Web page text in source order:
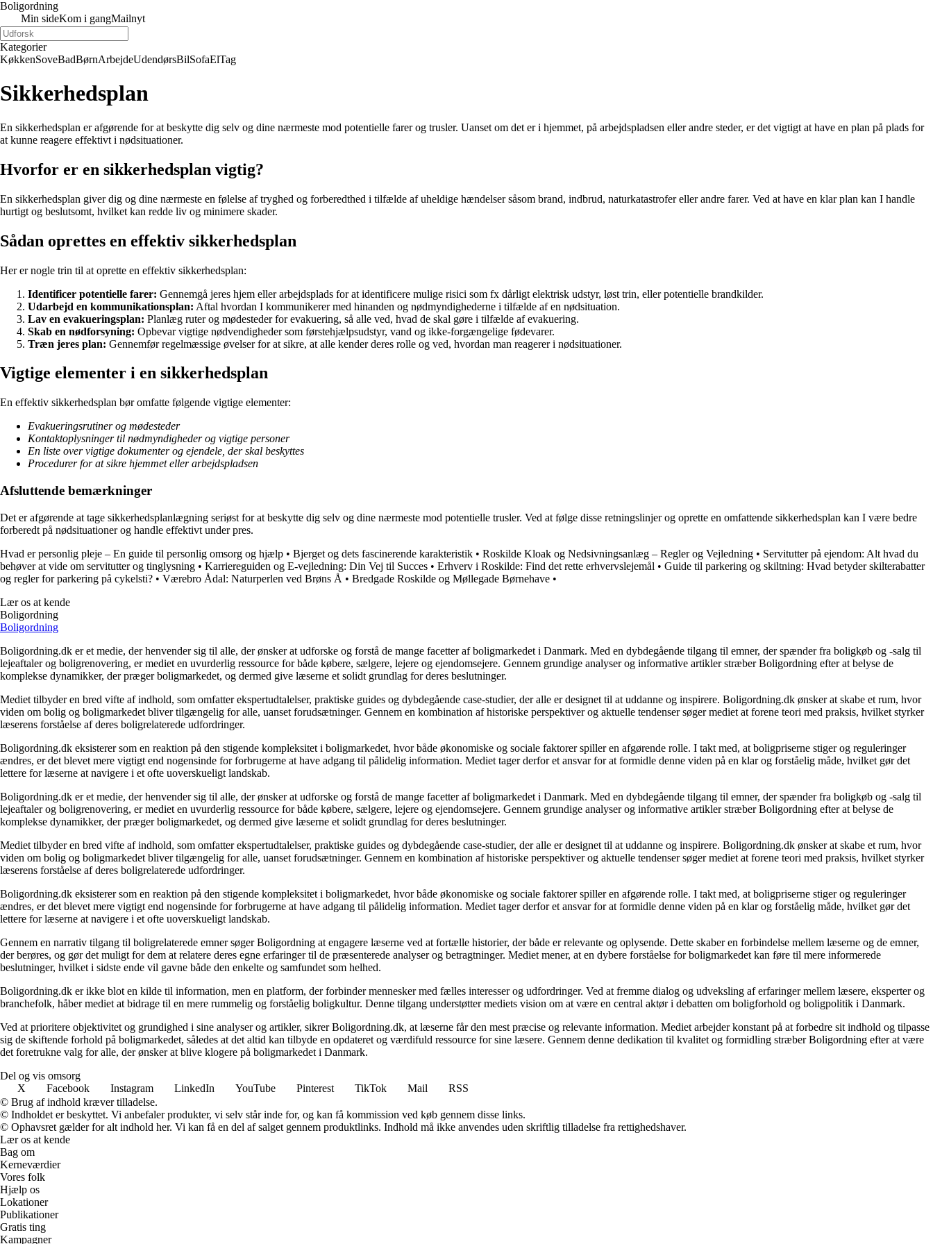
Boligordning
Min sideKom i gangMailnyt
Kategorier
KøkkenSoveBadBørnArbejdeUdendørsBilSofaElTag
Sikkerhedsplan
En sikkerhedsplan er afgørende for at beskytte dig selv og dine nærmeste mod potentielle farer og trusler. Uanset om det er i hjemmet, på arbejdspladsen eller andre steder, er det vigtigt at have en plan på plads for
at kunne reagere effektivt i nødsituationer.
Hvorfor er en sikkerhedsplan vigtig?
En sikkerhedsplan giver dig og dine nærmeste en følelse af tryghed og forberedthed i tilfælde af uheldige hændelser såsom brand, indbrud, naturkatastrofer eller andre farer. Ved at have en klar plan kan I handle
hurtigt og beslutsomt, hvilket kan redde liv og minimere skader.
Sådan oprettes en effektiv sikkerhedsplan
Her er nogle trin til at oprette en effektiv sikkerhedsplan:
Identificer potentielle farer: Gennemgå jeres hjem eller arbejdsplads for at identificere mulige risici som fx dårligt elektrisk udstyr, løst trin, eller potentielle brandkilder.
Udarbejd en kommunikationsplan: Aftal hvordan I kommunikerer med hinanden og nødmyndighederne i tilfælde af en nødsituation.
Lav en evakueringsplan: Planlæg ruter og mødesteder for evakuering, så alle ved, hvad de skal gøre i tilfælde af evakuering.
Skab en nødforsyning: Opbevar vigtige nødvendigheder som førstehjælpsudstyr, vand og ikke-forgængelige fødevarer.
Træn jeres plan: Gennemfør regelmæssige øvelser for at sikre, at alle kender deres rolle og ved, hvordan man reagerer i nødsituationer.
Vigtige elementer i en sikkerhedsplan
En effektiv sikkerhedsplan bør omfatte følgende vigtige elementer:
Evakueringsrutiner og mødesteder
Kontaktoplysninger til nødmyndigheder og vigtige personer
En liste over vigtige dokumenter og ejendele, der skal beskyttes
Procedurer for at sikre hjemmet eller arbejdspladsen
Afsluttende bemærkninger
Det er afgørende at tage sikkerhedsplanlægning seriøst for at beskytte dig selv og dine nærmeste mod potentielle trusler. Ved at følge disse retningslinjer og oprette en omfattende sikkerhedsplan kan I være bedre
forberedt på nødsituationer og handle effektivt under pres.
Hvad er personlig pleje – En guide til personlig omsorg og hjælp • Bjerget og dets fascinerende karakteristik • Roskilde Kloak og Nedsivningsanlæg – Regler og Vejledning • Servitutter på ejendom: Alt hvad du
behøver at vide om servitutter og tinglysning • Karriereguiden og E-vejledning: Din Vej til Succes • Erhverv i Roskilde: Find det rette erhvervslejemål • Guide til parkering og skiltning: Hvad betyder skilterabatter
og regler for parkering på cykelsti? • Værebro Ådal: Naturperlen ved Brøns Å • Bredgade Roskilde og Møllegade Børnehave •
Lær os at kende
Boligordning
Boligordning
Boligordning.dk er et medie, der henvender sig til alle, der ønsker at udforske og forstå de mange facetter af boligmarkedet i Danmark. Med en dybdegående tilgang til emner, der spænder fra boligkøb og -salg til
lejeaftaler og boligrenovering, er mediet en uvurderlig ressource for både købere, sælgere, lejere og ejendomsejere. Gennem grundige analyser og informative artikler stræber Boligordning efter at belyse de
komplekse dynamikker, der præger boligmarkedet, og dermed give læserne et solidt grundlag for deres beslutninger.
Mediet tilbyder en bred vifte af indhold, som omfatter ekspertudtalelser, praktiske guides og dybdegående case-studier, der alle er designet til at uddanne og inspirere. Boligordning.dk ønsker at skabe et rum, hvor
viden om bolig og boligmarkedet bliver tilgængelig for alle, uanset forudsætninger. Gennem en kombination af historiske perspektiver og aktuelle tendenser søger mediet at forene teori med praksis, hvilket styrker
læserens forståelse af deres boligrelaterede udfordringer.
Boligordning.dk eksisterer som en reaktion på den stigende kompleksitet i boligmarkedet, hvor både økonomiske og sociale faktorer spiller en afgørende rolle. I takt med, at boligpriserne stiger og reguleringer
ændres, er det blevet mere vigtigt end nogensinde for forbrugerne at have adgang til pålidelig information. Mediet tager derfor et ansvar for at formidle denne viden på en klar og forståelig måde, hvilket gør det
lettere for læserne at navigere i et ofte uoverskueligt landskab.
Boligordning.dk er et medie, der henvender sig til alle, der ønsker at udforske og forstå de mange facetter af boligmarkedet i Danmark. Med en dybdegående tilgang til emner, der spænder fra boligkøb og -salg til
lejeaftaler og boligrenovering, er mediet en uvurderlig ressource for både købere, sælgere, lejere og ejendomsejere. Gennem grundige analyser og informative artikler stræber Boligordning efter at belyse de
komplekse dynamikker, der præger boligmarkedet, og dermed give læserne et solidt grundlag for deres beslutninger.
Mediet tilbyder en bred vifte af indhold, som omfatter ekspertudtalelser, praktiske guides og dybdegående case-studier, der alle er designet til at uddanne og inspirere. Boligordning.dk ønsker at skabe et rum, hvor
viden om bolig og boligmarkedet bliver tilgængelig for alle, uanset forudsætninger. Gennem en kombination af historiske perspektiver og aktuelle tendenser søger mediet at forene teori med praksis, hvilket styrker
læserens forståelse af deres boligrelaterede udfordringer.
Boligordning.dk eksisterer som en reaktion på den stigende kompleksitet i boligmarkedet, hvor både økonomiske og sociale faktorer spiller en afgørende rolle. I takt med, at boligpriserne stiger og reguleringer
ændres, er det blevet mere vigtigt end nogensinde for forbrugerne at have adgang til pålidelig information. Mediet tager derfor et ansvar for at formidle denne viden på en klar og forståelig måde, hvilket gør det
lettere for læserne at navigere i et ofte uoverskueligt landskab.
Gennem en narrativ tilgang til boligrelaterede emner søger Boligordning at engagere læserne ved at fortælle historier, der både er relevante og oplysende. Dette skaber en forbindelse mellem læserne og de emner,
der berøres, og gør det muligt for dem at relatere deres egne erfaringer til de præsenterede analyser og betragtninger. Mediet mener, at en dybere forståelse for boligmarkedet kan føre til mere informerede
beslutninger, hvilket i sidste ende vil gavne både den enkelte og samfundet som helhed.
Boligordning.dk er ikke blot en kilde til information, men en platform, der forbinder mennesker med fælles interesser og udfordringer. Ved at fremme dialog og udveksling af erfaringer mellem læsere, eksperter og
branchefolk, håber mediet at bidrage til en mere rummelig og forståelig boligkultur. Denne tilgang understøtter mediets vision om at være en central aktør i debatten om boligforhold og boligpolitik i Danmark.
Ved at prioritere objektivitet og grundighed i sine analyser og artikler, sikrer Boligordning.dk, at læserne får den mest præcise og relevante information. Mediet arbejder konstant på at forbedre sit indhold og tilpasse
sig de skiftende forhold på boligmarkedet, således at det altid kan tilbyde en opdateret og værdifuld ressource for sine læsere. Gennem denne dedikation til kvalitet og formidling stræber Boligordning efter at være
det foretrukne valg for alle, der ønsker at blive klogere på boligmarkedet i Danmark.
Del og vis omsorg
X
Facebook Instagram LinkedIn YouTube Pinterest TikTok Mail
RSS
© Brug af indhold kræver tilladelse.
© Indholdet er beskyttet. Vi anbefaler produkter, vi selv står inde for, og kan få kommission ved køb gennem disse links.
© Ophavsret gælder for alt indhold her. Vi kan få en del af salget gennem produktlinks. Indhold må ikke anvendes uden skriftlig tilladelse fra rettighedshaver.
Lær os at kende
Bag om
Kerneværdier
Vores folk
Hjælp os
Lokationer
Publikationer
Gratis ting
Kampagner